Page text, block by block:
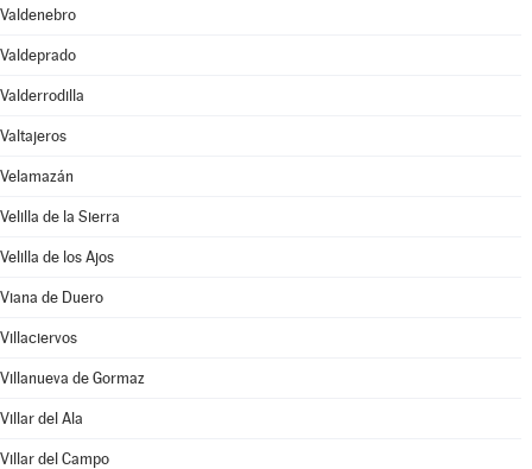
Valdenebro
Valdeprado
Valderrodilla
Valtajeros
Velamazán
Velilla de la Sierra
Velilla de los Ajos
Viana de Duero
Villaciervos
Villanueva de Gormaz
Villar del Ala
Villar del Campo